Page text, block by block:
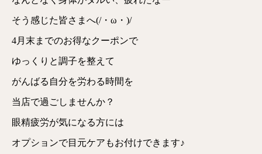
そう感じた皆さまへ(/・ω・)/
4月末までのお得なクーポンで
ゆっくりと調子を整えて
がんばる自分を労わる時間を
当店で過ごしませんか？
眼精疲労が気になる方には
オプションで目元ケアもお付けできます♪